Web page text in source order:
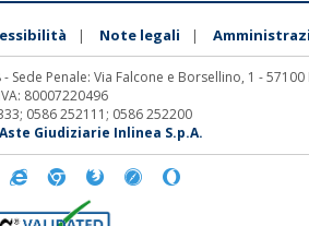
| Note legali |
Penale: Via Falcone e Borsellino, 1 - 57100
80007220496
0586 252111; 0586 252200
Aste Giudiziarie Inlinea S.p.A.